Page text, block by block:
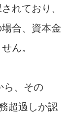
れており、
合、資本金
ん。
ら、その
超過しか認